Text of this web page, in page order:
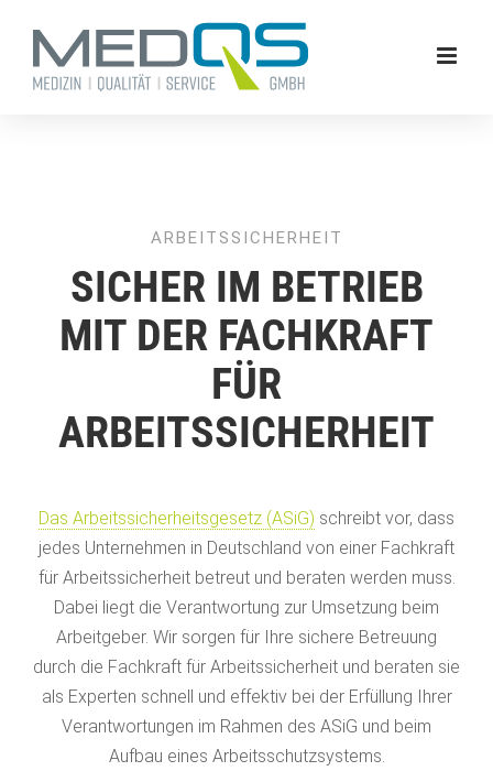
Inhalt
springen
ARBEITSSICHERHEIT
SICHER IM BETRIEB
MIT DER FACHKRAFT
FÜR
ARBEITSSICHERHEIT
Das Arbeitssicherheitsgesetz (ASiG) schreibt vor, dass
jedes Unternehmen in Deutschland von einer Fachkraft
für Arbeitssicherheit betreut und beraten werden muss.
Dabei liegt die Verantwortung zur Umsetzung beim
Arbeitgeber. Wir sorgen für Ihre sichere Betreuung
durch die Fachkraft für Arbeitssicherheit und beraten sie
als Experten schnell und effektiv bei der Erfüllung Ihrer
Verantwortungen im Rahmen des ASiG und beim
Aufbau eines Arbeitsschutzsystems.